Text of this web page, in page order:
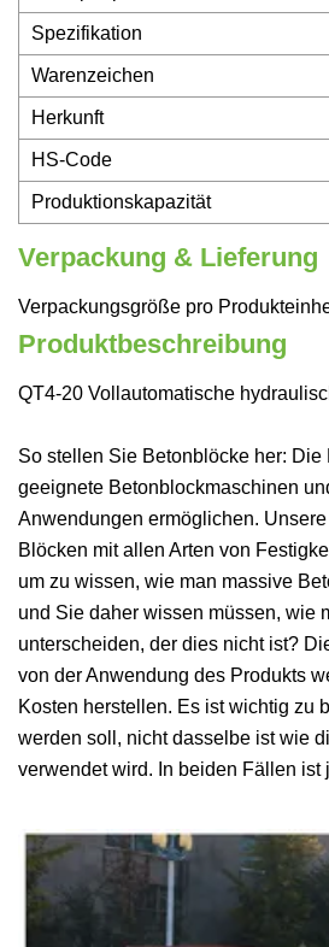
Spezifikation
Warenzeichen
Herkunft
HS-Code
Produktionskapazität
Verpackung & Lieferung
Verpackungsgröße pro
Produktbeschreibung
QT4-20 Vollautomatische
So stellen Sie Betonblöcke her:
geeignete Betonblockmaschinen
Anwendungen ermöglichen.
Blöcken mit allen Arten von
um zu wissen, wie man massive
und Sie daher wissen müssen, wie
unterscheiden, der dies nicht ist?
von der Anwendung des Produkts
Kosten herstellen. Es ist wichtig zu
werden soll, nicht dasselbe ist wie
verwendet wird. In beiden Fällen